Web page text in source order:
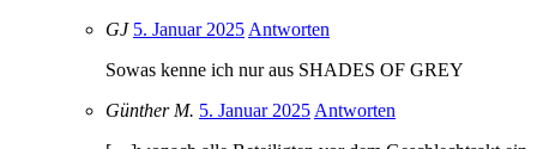
GJ 5. Januar 2025 Antworten
Sowas kenne ich nur aus SHADES OF GREY
Günther M. 5. Januar 2025 Antworten